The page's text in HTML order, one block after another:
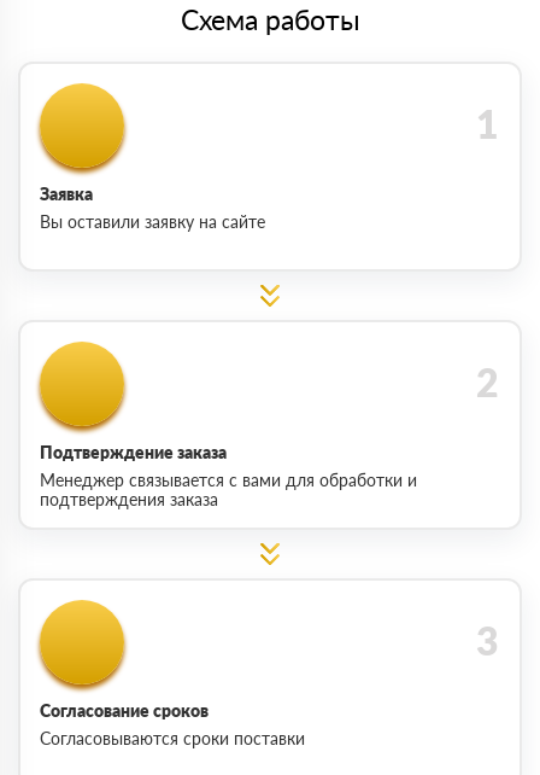
Схема работы
Заявка
Вы оставили заявку на сайте
Подтверждение заказа
Менеджер связывается с вами для обработки и
подтверждения заказа
Согласование сроков
Согласовываются сроки поставки